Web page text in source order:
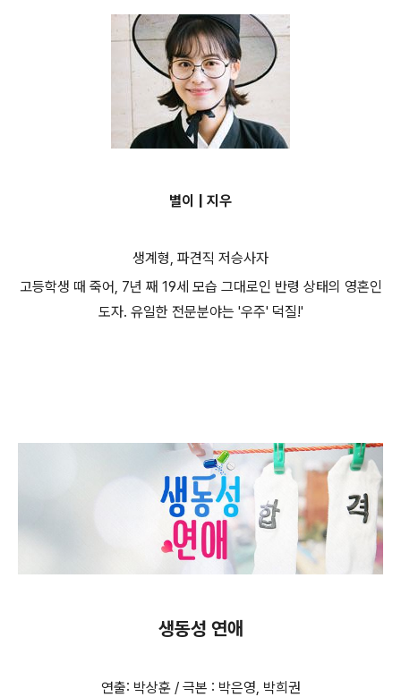
별이 | 지우
생계형, 파견직 저승사자
고등학생 때 죽어, 7년 째 19세 모습 그대로인 반령 상태의 영혼인
도자. 유일한 전문분야는 '우주' 덕질!'
생동성 연애
연출: 박상훈 / 극본 : 박은영, 박희권